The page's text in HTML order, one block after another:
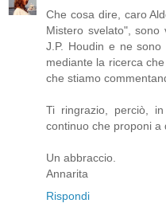
Che cosa dire, caro
Mistero svelato",
J.P. Houdin e ne sono
mediante la ricerca
che stiamo
Ti ringrazio, perciò,
continuo che proponi a
Un abbraccio.
Annarita
Rispondi